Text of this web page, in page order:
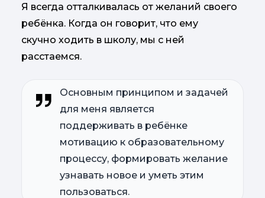
Я всегда отталкивалась от желаний своего
ребёнка. Когда он говорит, что ему
скучно ходить в школу, мы с ней
расстаемся.
Основным принципом и задачей
для меня является
поддерживать в ребёнке
мотивацию к образовательному
процессу, формировать желание
узнавать новое и уметь этим
пользоваться.